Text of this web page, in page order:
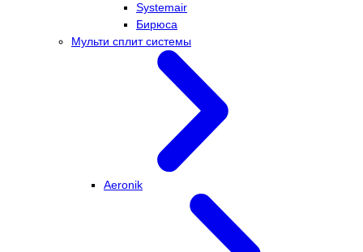
Systemair
Бирюса
Мульти сплит системы
Aeronik